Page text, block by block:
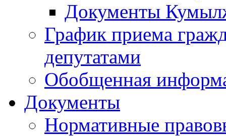
Документы
График приема
депутатами
Обобщенная
Документы
Нормативные